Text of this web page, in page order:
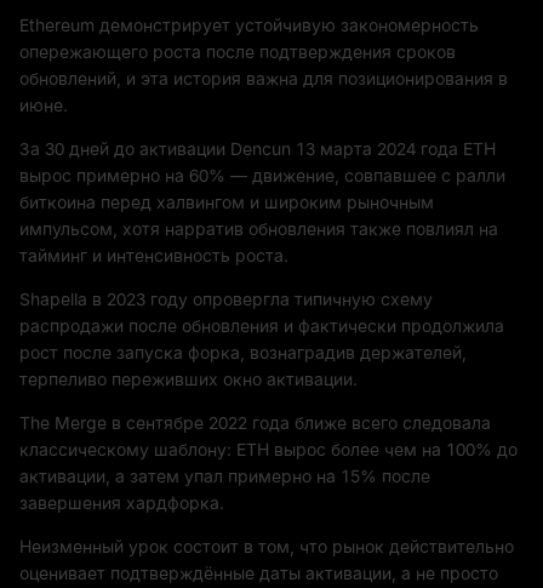
Ethereum демонстрирует устойчивую закономерность
опережающего роста после подтверждения сроков
обновлений, и эта история важна для позиционирования в
июне.
За 30 дней до активации Dencun 13 марта 2024 года ETH
вырос примерно на 60% — движение, совпавшее с ралли
биткоина перед халвингом и широким рыночным
импульсом, хотя нарратив обновления также повлиял на
тайминг и интенсивность роста.
Shapella в 2023 году опровергла типичную схему
распродажи после обновления и фактически продолжила
рост после запуска форка, вознаградив держателей,
терпеливо переживших окно активации.
The Merge в сентябре 2022 года ближе всего следовала
классическому шаблону: ETH вырос более чем на 100% до
активации, а затем упал примерно на 15% после
завершения хардфорка.
Неизменный урок состоит в том, что рынок действительно
оценивает подтверждённые даты активации, а не просто